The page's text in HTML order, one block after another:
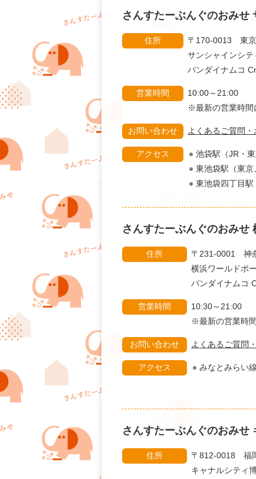
さんすたーぶんぐのおみせ
住所
〒170-0013 東
サンシャインシ
バンダイナムコ
営業時間
10:00～21:00
※最新の営業時
お問い合わせ よくあるご質問
アクセス
池袋駅（JR・
東池袋駅（東
東池袋四丁目
さんすたーぶんぐのおみせ
住所
〒231-0001 神
横浜ワールドポ
バンダイナムコ
営業時間
10:30～21:00
※最新の営業
お問い合わせ よくあるご質問
アクセス みなとみらい
さんすたーぶんぐのおみせ
住所
〒812-0018 福
キャナルシティ